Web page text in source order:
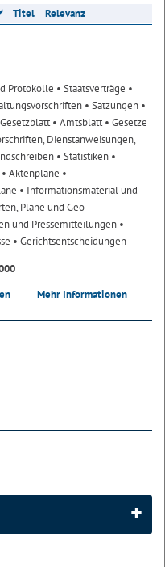
Titel Relevanz
Protokolle • Staatsverträge •
• Satzungen •
• Amtsblatt• Gesetze
Dienstanweisungen,
• Statistiken •
• Aktenpläne •
• Informationsmaterial und
Pläne und Geo-
und Pressemitteilungen •
• Gerichtsentscheidungen
Mehr Informationen